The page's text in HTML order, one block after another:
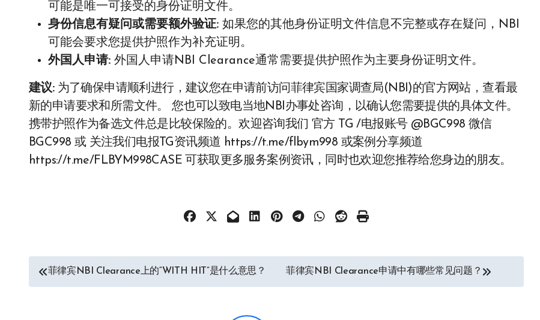
可能是唯一可接受的身份证明文件。
身份信息有疑问或需要额外验证: 如果您的其他身份证明文件信息不完整或存在疑问，NBI
可能会要求您提供护照作为补充证明。
外国人申请: 外国人申请NBI Clearance通常需要提供护照作为主要身份证明文件。
建议:为了确保申请顺利进行，建议您在申请前访问菲律宾国家调查局(NBI)的官方网站，查看最
新的申请要求和所需文件。 您也可以致电当地NBI办事处咨询，以确认您需要提供的具体文件。
携带护照作为备选文件总是比较保险的。欢迎咨询我们 官方 TG /电报账号 @BGC998 微信
BGC998 或 关注我们电报TG资讯频道 https://t.me/flbym998 或案例分享频道
https://t.me/FLBYM998CASE 可获取更多服务案例资讯，同时也欢迎您推荐给您身边的朋友。
文菲律宾NBI Clearance上的“WITH HIT”是什么意思？ 菲律宾NBI Clearance申请中有哪些常见问题？